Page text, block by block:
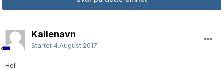
Kallenavn
Startet 4.August.2017
Hei!